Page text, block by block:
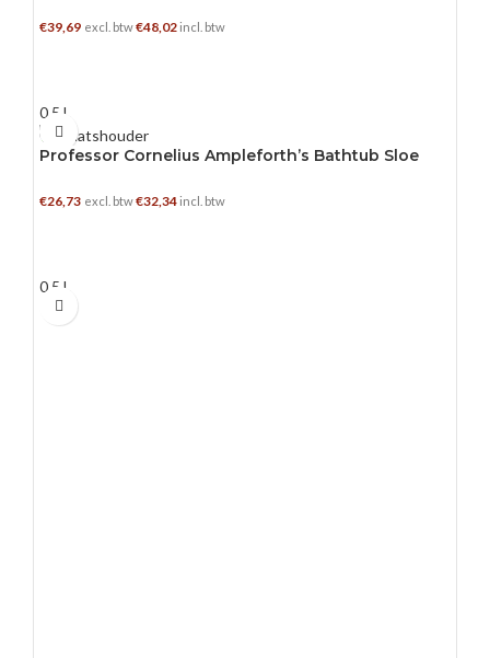
€39,69 excl. btw€48,02 incl. btw
0.5 L
Professor Cornelius Ampleforth’s Bathtub Sloe
€26,73 excl. btw€32,34 incl. btw
0.5 L